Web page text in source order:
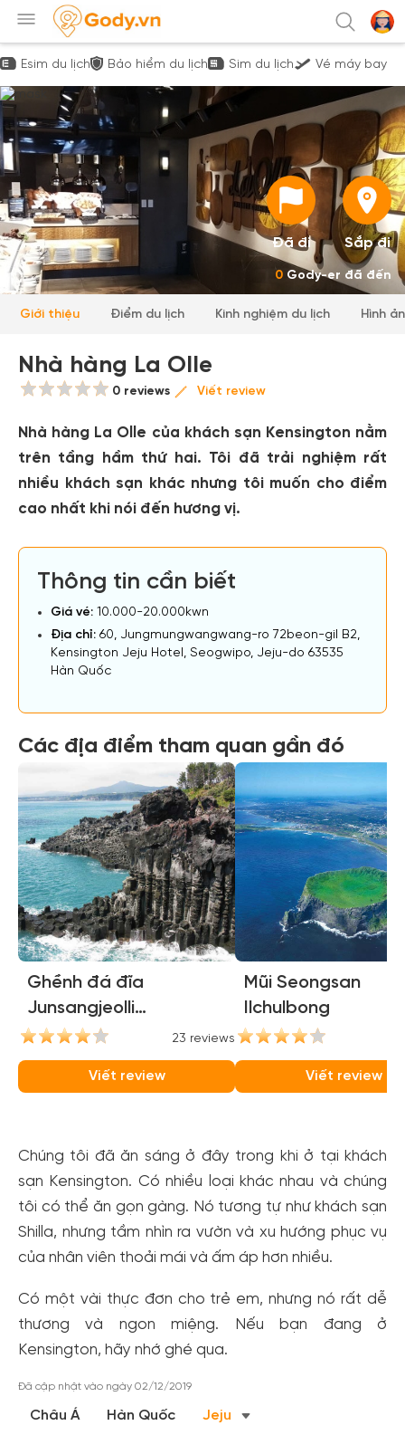
Esim du lịch Bảo hiểm du lịch Sim du lịch Vé máy bay
Đã đi Sắp đi
0 Gody-er đã đến
Giới thiệu Điểm du lịch Kinh nghiệm du lịch Hình
Nhà hàng La Olle
0 reviews Viết review
Nhà hàng La Olle của khách sạn Kensington nằm
trên tầng hầm thứ hai. Tôi đã trải nghiệm rất
nhiều khách sạn khác nhưng tôi muốn cho điểm
cao nhất khi nói đến hương vị.
Thông tin cần biết
Giá vé: 10.000-20.000kwn
Địa chỉ: 60, Jungmungwangwang-ro 72beon-gil B2,
Kensington Jeju Hotel, Seogwipo, Jeju-do 63535
Hàn Quốc
Các địa điểm tham quan gần đó
Ghềnh đá đĩa
Junsangjeolli
(Jusangjeolli Cliffs)23 reviews
Viết review
Mũi Seongsan
Ilchulbong
Viết review
Chúng tôi đã ăn sáng ở đây trong khi ở tại khách
sạn Kensington. Có nhiều loại khác nhau và chúng
tôi có thể ăn gọn gàng. Nó tương tự như khách sạn
Shilla, nhưng tầm nhìn ra vườn và xu hướng phục vụ
của nhân viên thoải mái và ấm áp hơn nhiều.
Có một vài thực đơn cho trẻ em, nhưng nó rất dễ
thương và ngon miệng. Nếu bạn đang ở
Kensington, hãy nhớ ghé qua.
Đã cập nhật vào ngày 02/12/2019
Châu Á Hàn Quốc Jeju
Tạo tài khoản nhanh - nhận nhiều ưu
đãi!